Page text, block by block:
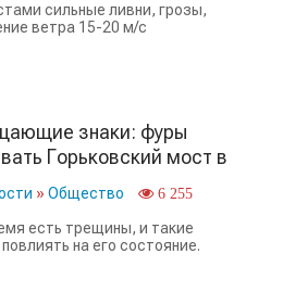
сильные ливни, грозы,
ветра 15-20 м/c
знаки: фуры
Горьковский мост в
» Общество 6 255
есть трещины, и такие
на его состояние.